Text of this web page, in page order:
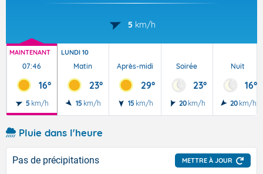
5 km/h
MAINTENANT
07:46
16°
5 km/h
LUNDI 10
Matin
23°
15 km/h
Après-midi
29°
15 km/h
Soirée
23°
20 km/h
Nuit
16°
20 km/h
Pluie dans l'heure
Pas de précipitations METTRE À JOUR